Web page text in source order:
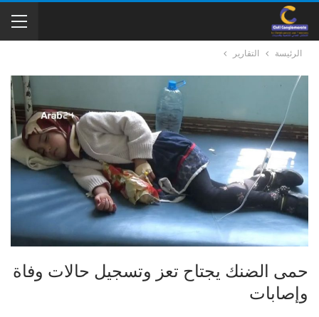
الرئيسة التقارير
حمى الضنك يجتاح تعز وتسجيل حالات وفاة
وإصابات